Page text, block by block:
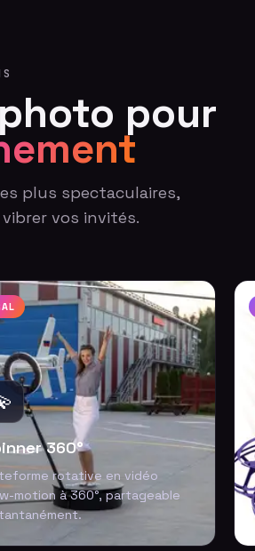
pour
plus spectaculaires,
vos invités.
360°
rotative en vidéo
motion à 360°, partageable